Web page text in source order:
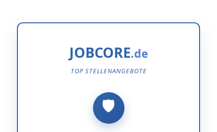
JOBCORE
TOP STELLENANGEBOTE